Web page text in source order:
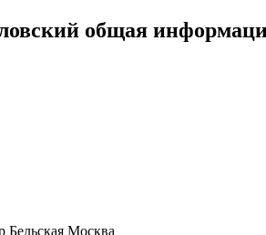
общая
Бельская Москва